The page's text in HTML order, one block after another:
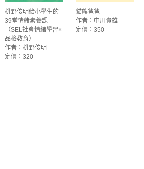
枡野俊明給小學生的
39堂情緒素養課
（SEL社會情緒學習×
品格教育）
作者：枡野俊明
定價：320
貓熊爸爸
作者：中川貴雄
定價：350